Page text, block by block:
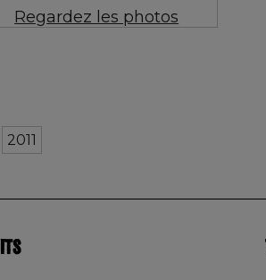
Regardez les photos
2011